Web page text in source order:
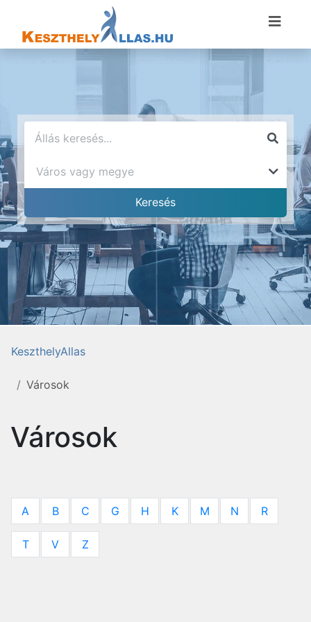
KeszthelyAllas
Városok
Városok
A B C G H K M N R
T V Z